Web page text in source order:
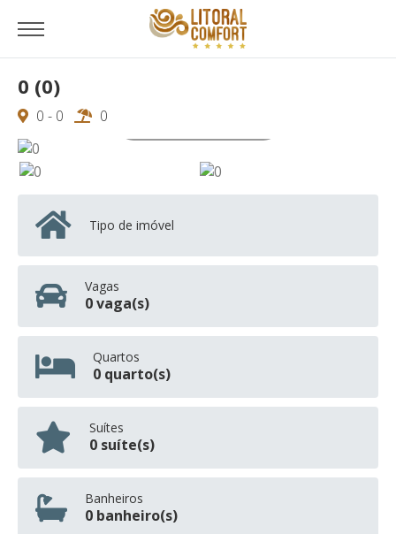
0 (0)
0 - 0 0
Tipo de imóvel
Vagas
0 vaga(s)
Quartos
0 quarto(s)
Suítes
0 suíte(s)
Banheiros
0 banheiro(s)